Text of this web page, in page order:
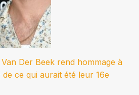
Der Beek rend hommage à
de ce qui aurait été leur 16e